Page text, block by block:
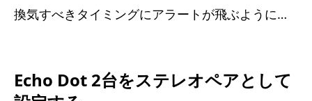
換気すべきタイミングにアラートが飛ぶようになった
Echo Dot 2台をステレオペアとして